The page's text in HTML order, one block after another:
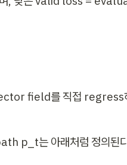
field를 직접 regress
p_t는 아래처럼 정의된